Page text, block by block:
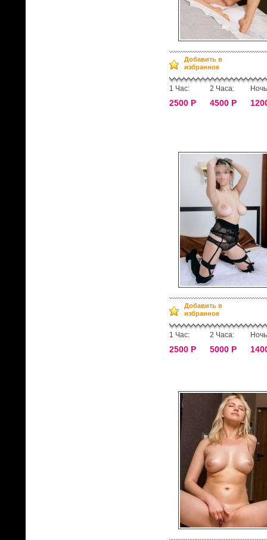
Добавить в
избранное
1 Час:
2500 Р
2 Часа:
4500 Р
Добавить в
избранное
1 Час:
2500 Р
2 Часа:
5000 Р